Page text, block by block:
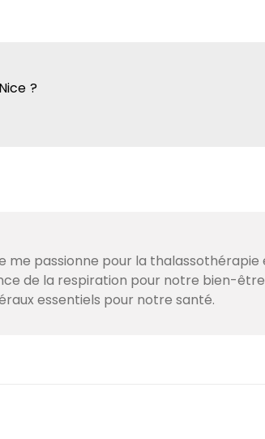
?
me passionne pour la
de la respiration pour notre bien-
essentiels pour notre santé.